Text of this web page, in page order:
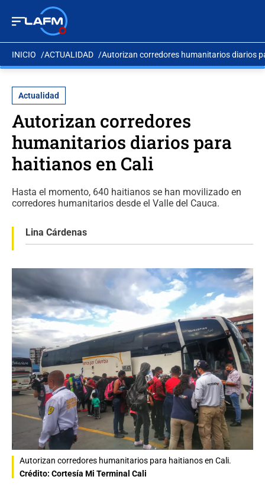
INICIO ACTUALIDAD Autorizan corredores humanitarios diarios
Actualidad
Autorizan corredores
humanitarios diarios para
haitianos en Cali
Hasta el momento, 640 haitianos se han movilizado en
corredores humanitarios desde el Valle del Cauca.
Lina Cárdenas
Autorizan corredores humanitarios para haitianos en Cali.
Crédito: Cortesía Mi Terminal Cali